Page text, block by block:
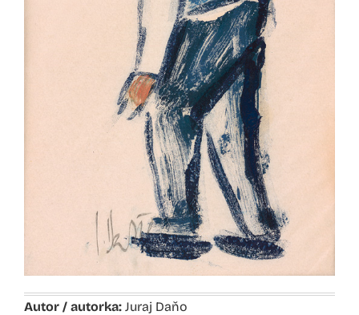
Autor / autorka: Juraj Daňo